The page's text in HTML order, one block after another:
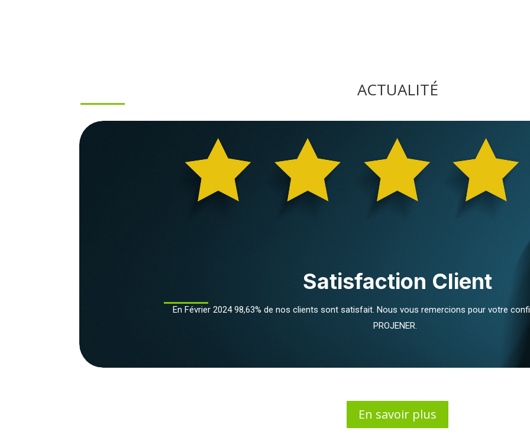
ACTUALITÉ
Satisfaction Client
En Février 2024 98,63% de nos clients sont satisfait. Nous vous remercions pour votre
PROJENER.
En savoir plus